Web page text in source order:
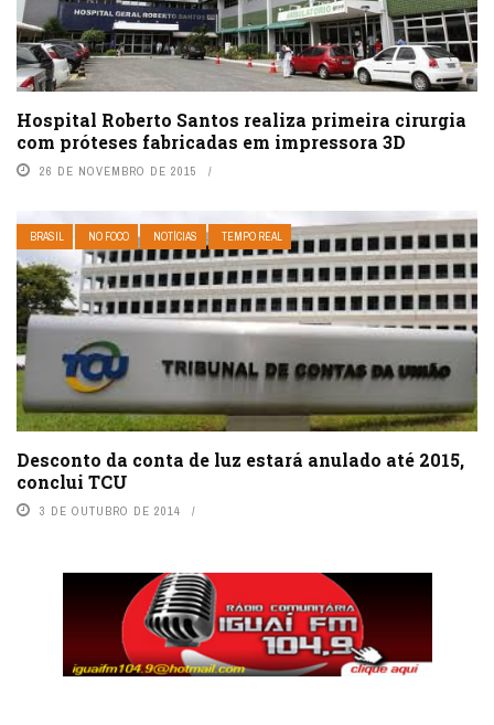
Hospital Roberto Santos realiza primeira cirurgia
com próteses fabricadas em impressora 3D
26 DE NOVEMBRO DE 2015
BRASIL NO FOCO NOTÍCIAS TEMPO REAL
Desconto da conta de luz estará anulado até 2015,
conclui TCU
3 DE OUTUBRO DE 2014